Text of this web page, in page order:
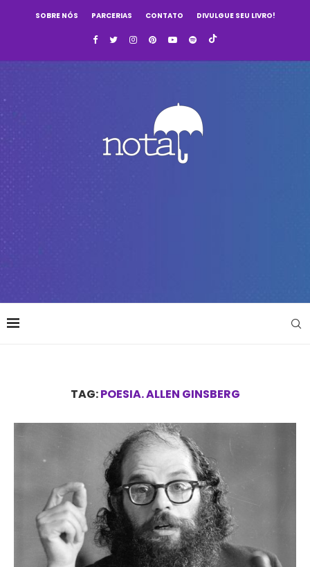
SOBRE NÓS PARCERIAS CONTATO DIVULGUE SEU LIVRO!
TAG:POESIA. ALLEN GINSBERG